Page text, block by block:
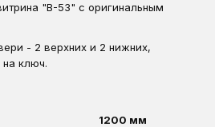
"В-53" с оригинальным
- 2 верхних и 2 нижних,
ключ.
1200 мм